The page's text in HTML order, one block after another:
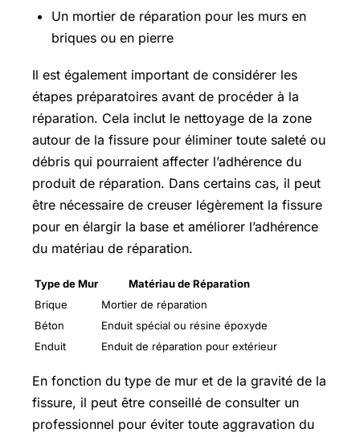
Un mortier de réparation pour les murs en
briques ou en pierre
Il est également important de considérer les
étapes préparatoires avant de procéder à la
réparation. Cela inclut le nettoyage de la zone
autour de la fissure pour éliminer toute saleté ou
débris qui pourraient affecter l’adhérence du
produit de réparation. Dans certains cas, il peut
être nécessaire de creuser légèrement la fissure
pour en élargir la base et améliorer l’adhérence
du matériau de réparation.
Type de Mur
Matériau de Réparation
Brique
Mortier de réparation
Béton
Enduit spécial ou résine époxyde
Enduit
Enduit de réparation pour extérieur
En fonction du type de mur et de la gravité de la
fissure, il peut être conseillé de consulter un
professionnel pour éviter toute aggravation du